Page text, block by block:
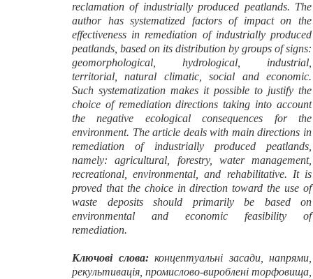
reclamation of industrially produced peatlands. The
author has systematized factors of impact on the
effectiveness in remediation of industrially produced
peatlands, based on its distribution by groups of signs:
geomorphological, hydrological, industrial,
territorial, natural climatic, social and economic.
Such systematization makes it possible to justify the
choice of remediation directions taking into account
the negative ecological consequences for the
environment. The article deals with main directions in
remediation of industrially produced peatlands,
namely: agricultural, forestry, water management,
recreational, environmental, and rehabilitative. It is
proved that the choice in direction toward the use of
waste deposits should primarily be based on
environmental and economic feasibility of
remediation.
Ключові слова:концептуальні засади, напрями,
рекультивація, промислово-вироблені торфовища,